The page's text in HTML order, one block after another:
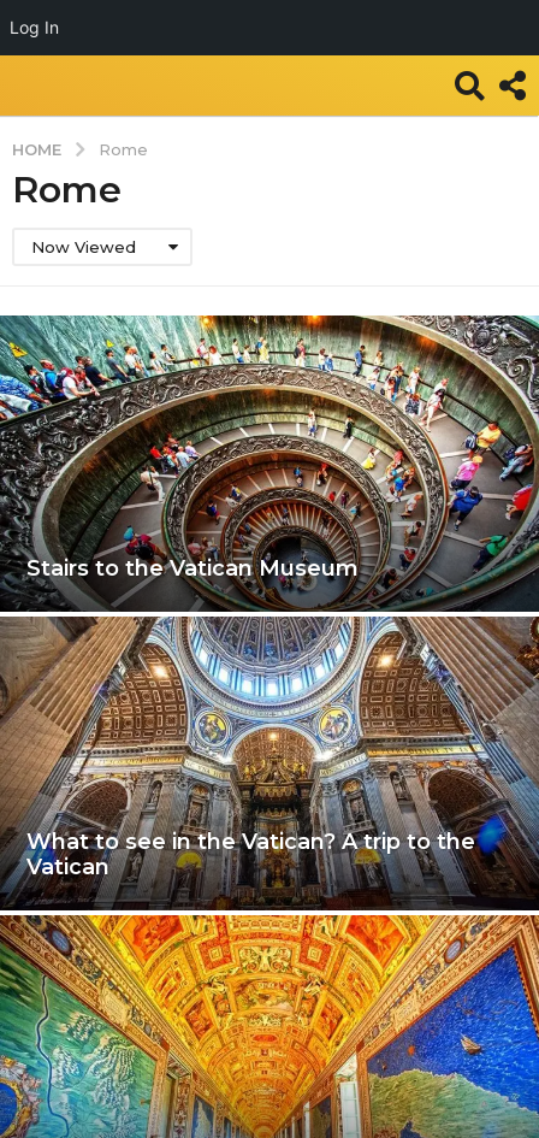
Log In
HOME Rome
Rome
Now Viewed
Stairs to the Vatican Museum
What to see in the Vatican? A trip to the
Vatican